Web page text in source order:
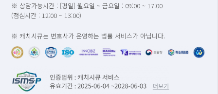
※ 상담가능시간 : [평일] 월요일 ~ 금요일 : 09:00 ~ 17:00
(점심시간 : 12:00 ~ 13:00)
※ 캐치시큐는 변호사가 운영하는 법률 서비스가 아닙니다.